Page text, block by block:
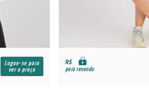
Logue-se para
ver o preço
R$
para revenda